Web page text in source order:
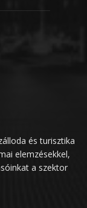
és turisztika
elemzésekkel,
a szektor